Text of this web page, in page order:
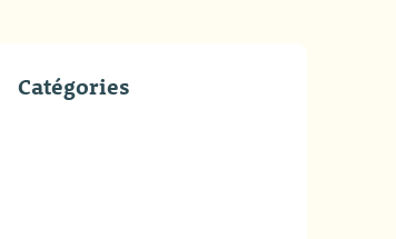
Catégories